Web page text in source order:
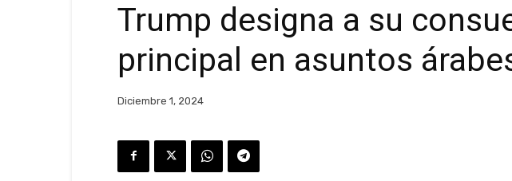
Trump designa a su
principal en asuntos
Diciembre 1, 2024